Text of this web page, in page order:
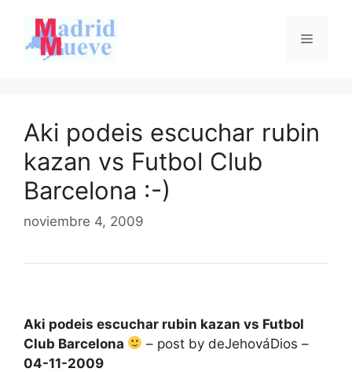
contenido
Menú
Aki podeis escuchar rubin
kazan vs Futbol Club
Barcelona :-)
noviembre 4, 2009
Aki podeis escuchar rubin kazan vs Futbol
Club Barcelona
– post by deJehováDios –
04-11-2009